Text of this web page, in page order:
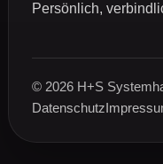
Persönlich,
© 2026 H+S
Datenschutz